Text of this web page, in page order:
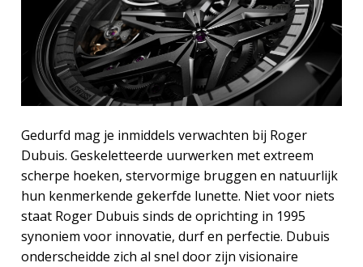
Gedurfd mag je inmiddels verwachten bij Roger
Dubuis. Geskeletteerde uurwerken met extreem
scherpe hoeken, stervormige bruggen en natuurlijk
hun kenmerkende gekerfde lunette. Niet voor niets
staat Roger Dubuis sinds de oprichting in 1995
synoniem voor innovatie, durf en perfectie. Dubuis
onderscheidde zich al snel door zijn visionaire